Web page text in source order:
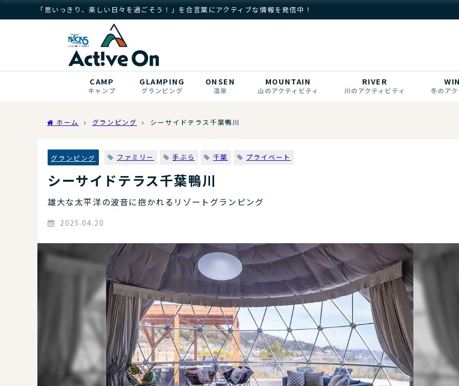
「思いっきり、楽しい日々を過ごそう！」を合言葉にアクティブな情報を発信中！
CAMP
キャンプ
GLAMPING
グランピング
ONSEN
温泉
MOUNTAIN
山のアクティビティ
RIVER
川のアクティビティ 冬のア
ホーム グランピング シーサイドテラス千葉鴨川
グランピング ファミリー 手ぶら 千葉 プライベート
シーサイドテラス千葉鴨川
雄大な太平洋の波音に抱かれるリゾートグランピング
2025.04.20